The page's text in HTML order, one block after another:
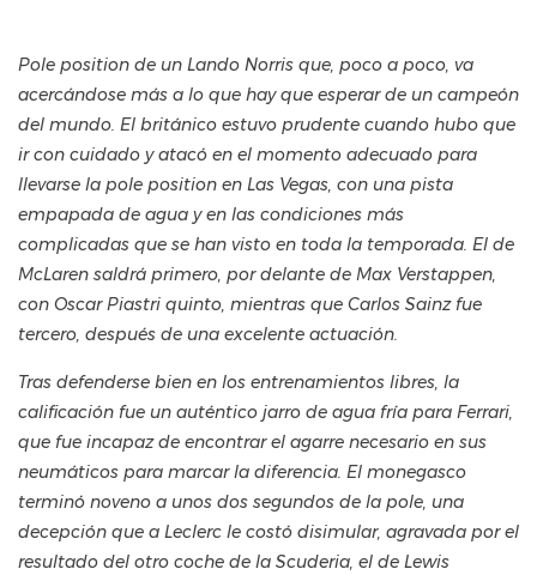
Pole position de un Lando Norris que, poco a poco, va
acercándose más a lo que hay que esperar de un campeón
del mundo. El británico estuvo prudente cuando hubo que
ir con cuidado y atacó en el momento adecuado para
llevarse la pole position en Las Vegas, con una pista
empapada de agua y en las condiciones más
complicadas que se han visto en toda la temporada. El de
McLaren saldrá primero, por delante de Max Verstappen,
con Oscar Piastri quinto, mientras que Carlos Sainz fue
tercero, después de una excelente actuación.
Tras defenderse bien en los entrenamientos libres, la
calificación fue un auténtico jarro de agua fría para Ferrari,
que fue incapaz de encontrar el agarre necesario en sus
neumáticos para marcar la diferencia. El monegasco
terminó noveno a unos dos segundos de la pole, una
decepción que a Leclerc le costó disimular, agravada por el
resultado del otro coche de la Scuderia, el de Lewis